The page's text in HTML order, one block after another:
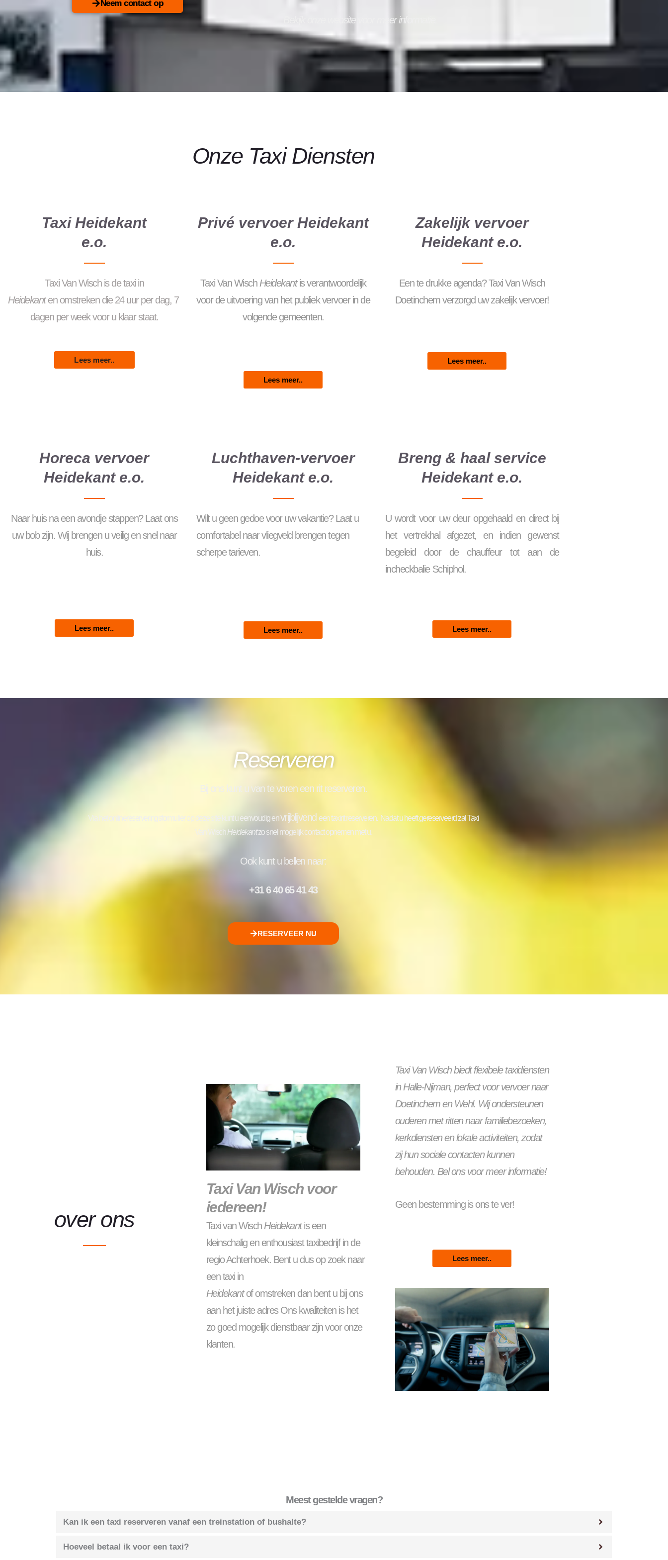
Neem contact op
Bekijk onze website voor meer informatie.
Onze Taxi Diensten
Taxi Heidekant
e.o.
Taxi Van Wisch is de taxi in
Heidekant en omstreken die 24 uur per dag, 7
dagen per week voor u klaar staat.
Lees meer..
Privé vervoer Heidekant
e.o.
Taxi Van Wisch Heidekantis verantwoordelijk
voor de uitvoering van het publiek vervoer in de
volgende gemeenten.
Lees meer..
Zakelijk vervoer
Heidekant e.o.
Een te drukke agenda? Taxi Van Wisch
Doetinchem verzorgd uw zakelijk vervoer!
Lees meer..
Horeca vervoer
Heidekant e.o.
Naar huis na een avondje stappen? Laat ons
uw bob zijn. Wij brengen u veilig en snel naar
huis.
Lees meer..
Luchthaven-vervoer
Heidekant e.o.
Wilt u geen gedoe voor uw vakantie? Laat u
comfortabel naar vliegveld brengen tegen
scherpe tarieven.
Lees meer..
Breng & haal service
Heidekant e.o.
U wordt voor uw deur opgehaald en direct bij
het vertrekhal afgezet, en indien gewenst
begeleid door de chauffeur tot aan de
incheckbalie Schiphol.
Lees meer..
Reserveren
Bij ons kunt u van te voren een rit reserveren.
Via het onlinereserveringsformulier op deze site kunt u eenvoudig envrijblijvend een taxirit reserveren. Nadat u heeft gereserveerd zal Taxi
Van WischHeidekantzo snel mogelijk contact opnemen met u.
Ook kunt u bellen naar:
+31 6 40 65 41 43
RESERVEER NU
over ons
Taxi Van Wisch voor
iedereen!
Taxi van Wisch Heidekantis een
kleinschalig en enthousiast taxibedrijf in de
regio Achterhoek. Bent u dus op zoek naar
een taxi in
Heidekantof omstreken dan bent u bij ons
aan het juiste adres Ons kwaliteiten is het
zo goed mogelijk dienstbaar zijn voor onze
klanten.
Taxi Van Wisch biedt flexibele taxidiensten
in Halle-Nijman, perfect voor vervoer naar
Doetinchem en Wehl. Wij ondersteunen
ouderen met ritten naar familiebezoeken,
kerkdiensten en lokale activiteiten, zodat
zij hun sociale contacten kunnen
behouden. Bel ons voor meer informatie!
Geen bestemming is ons te ver!
Lees meer..
Meest gestelde vragen?
Kan ik een taxi reserveren vanaf een treinstation of bushalte?
Hoeveel betaal ik voor een taxi?